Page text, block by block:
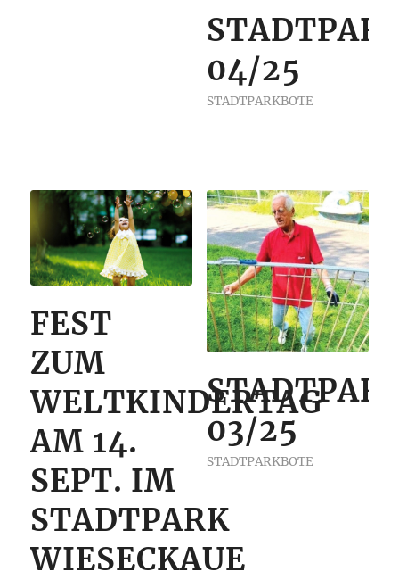
04/25
STADTPARKBOTE
FEST
ZUM
WELTKINDERTAG
AM 14.
SEPT. IM
STADTPARK
WIESECKAUE
03/25
STADTPARKBOTE